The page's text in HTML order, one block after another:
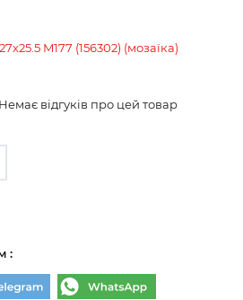
M177 (156302) (мозаїка)
Немає відгуків про цей товар
: